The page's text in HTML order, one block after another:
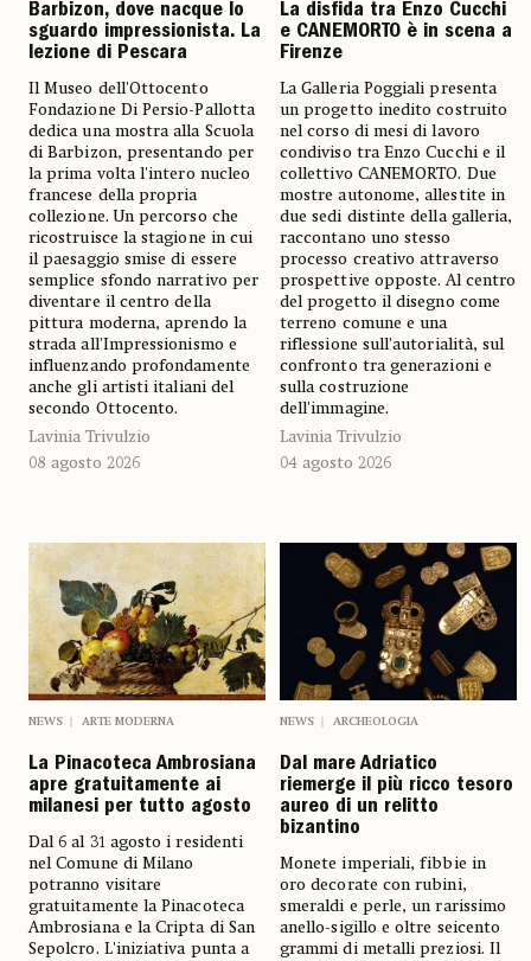
Barbizon, dove nacque lo
sguardo impressionista. La
lezione di Pescara
Il Museo dell'Ottocento
Fondazione Di Persio-Pallotta
dedica una mostra alla Scuola
di Barbizon, presentando per
la prima volta l'intero nucleo
francese della propria
collezione. Un percorso che
ricostruisce la stagione in cui
il paesaggio smise di essere
semplice sfondo narrativo per
diventare il centro della
pittura moderna, aprendo la
strada all'Impressionismo e
influenzando profondamente
anche gli artisti italiani del
secondo Ottocento.
Lavinia Trivulzio
08 agosto 2026
La disfida tra Enzo Cucchi
e CANEMORTO è in scena a
Firenze
La Galleria Poggiali presenta
un progetto inedito costruito
nel corso di mesi di lavoro
condiviso tra Enzo Cucchi e il
collettivo CANEMORTO. Due
mostre autonome, allestite in
due sedi distinte della galleria,
raccontano uno stesso
processo creativo attraverso
prospettive opposte. Al centro
del progetto il disegno come
terreno comune e una
riflessione sull'autorialità, sul
confronto tra generazioni e
sulla costruzione
dell'immagine.
Lavinia Trivulzio
04 agosto 2026
NEWS ARTE MODERNA
La Pinacoteca Ambrosiana
apre gratuitamente ai
milanesi per tutto agosto
Dal 6 al 31 agosto i residenti
nel Comune di Milano
potranno visitare
gratuitamente la Pinacoteca
Ambrosiana e la Cripta di San
Sepolcro. L'iniziativa punta a
NEWS ARCHEOLOGIA
Dal mare Adriatico
riemerge il più ricco tesoro
aureo di un relitto
bizantino
Monete imperiali, fibbie in
oro decorate con rubini,
smeraldi e perle, un rarissimo
anello-sigillo e oltre seicento
grammi di metalli preziosi. Il